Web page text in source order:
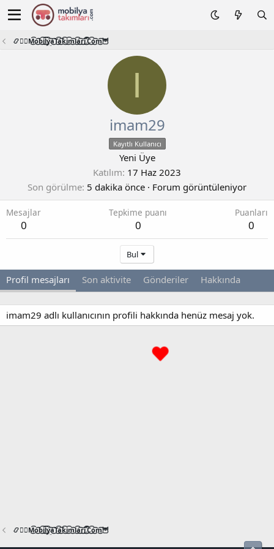
📿🧙‍♂️M͜͡o͜͡b͜͡i͜͡l͜͡y͜͡a͜͡T͜͡a͜͡k͜͡i͜͡m͜͡l͜͡a͜͡r͜͡i͜͡.͜͡C͜͡o͜͡m͜͡🦉
I
imam29
Kayıtlı Kullanıcı
Yeni Üye
Katılım 17 Haz 2023
Son görülme 5 dakika önce · Forum görüntüleniyor
Mesajlar
0
Tepkime puanı
0
Puanları
0
Bul
Profil mesajları Son aktivite Gönderiler Hakkında
imam29 adlı kullanıcının profili hakkında henüz mesaj yok.
📿🧙‍♂️M͜͡o͜͡b͜͡i͜͡l͜͡y͜͡a͜͡T͜͡a͜͡k͜͡i͜͡m͜͡l͜͡a͜͡r͜͡i͜͡.͜͡C͜͡o͜͡m͜͡🦉